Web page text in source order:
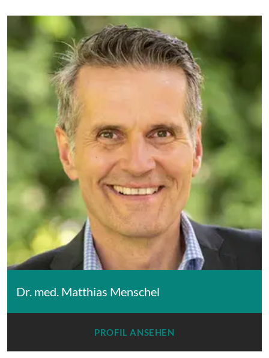
Dr. med. Matthias Menschel
PROFIL ANSEHEN